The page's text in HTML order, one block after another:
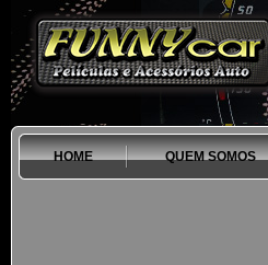
HOME QUEM SOMOS